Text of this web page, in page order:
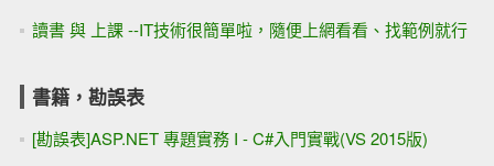
讀書 與 上課 --IT技術很簡單啦，隨便上網看看、找範例就行
書籍，勘誤表
[勘誤表]ASP.NET 專題實務 I - C#入門實戰(VS 2015版)